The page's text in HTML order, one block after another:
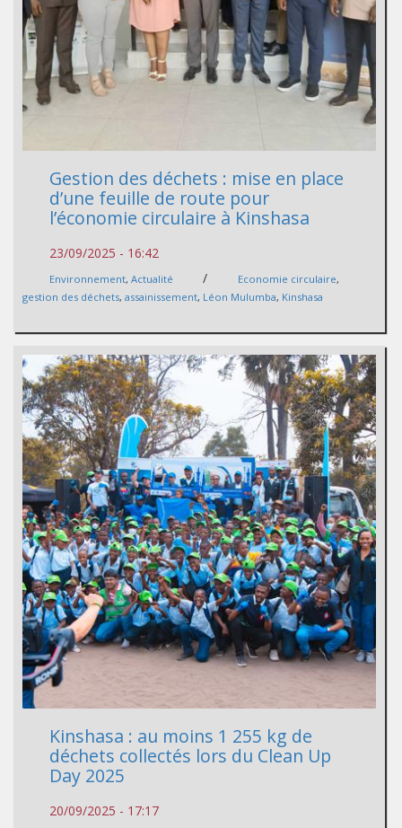
Gestion des déchets : mise en place
d’une feuille de route pour
l’économie circulaire à Kinshasa
23/09/2025 - 16:42
Environnement, Actualité / Economie circulaire,
gestion des déchets, assainissement, Léon Mulumba, Kinshasa
Kinshasa : au moins 1 255 kg de
déchets collectés lors du Clean Up
Day 2025
20/09/2025 - 17:17